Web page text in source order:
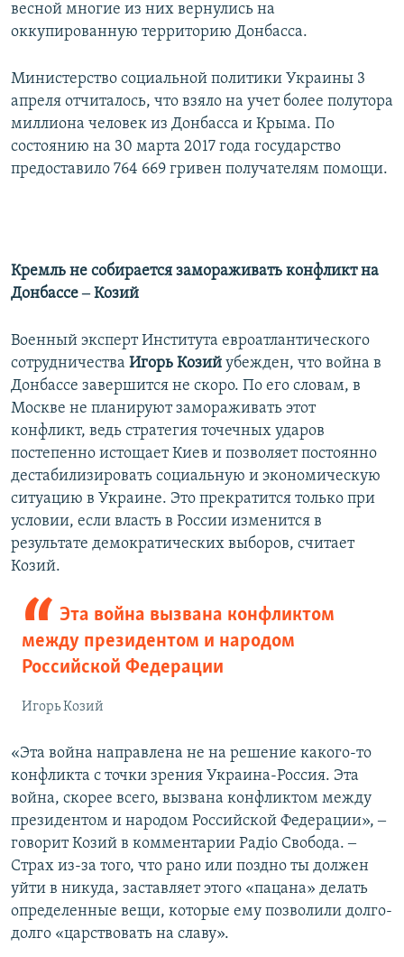
весной многие из них вернулись на
оккупированную территорию Донбасса.
Министерство социальной политики Украины 3
апреля отчиталось, что взяло на учет более полутора
миллиона человек из Донбасса и Крыма. По
состоянию на 30 марта 2017 года государство
предоставило 764 669 гривен получателям помощи.
Кремль не собирается замораживать конфликт на
Донбассе ‒ Козий
Военный эксперт Института евроатлантического
сотрудничества Игорь Козий убежден, что война в
Донбассе завершится не скоро. По его словам, в
Москве не планируют замораживать этот
конфликт, ведь стратегия точечных ударов
постепенно истощает Киев и позволяет постоянно
дестабилизировать социальную и экономическую
ситуацию в Украине. Это прекратится только при
условии, если власть в России изменится в
результате демократических выборов, считает
Козий.
Эта война вызвана конфликтом
между президентом и народом
Российской Федерации
Игорь Козий
«Эта война направлена не на решение какого-то
конфликта с точки зрения Украина-Россия. Эта
война, скорее всего, вызвана конфликтом между
президентом и народом Российской Федерации», ‒
говорит Козий в комментарии Радіо Свобода. ‒
Страх из-за того, что рано или поздно ты должен
уйти в никуда, заставляет этого «пацана» делать
определенные вещи, которые ему позволили долго-
долго «царствовать на славу».